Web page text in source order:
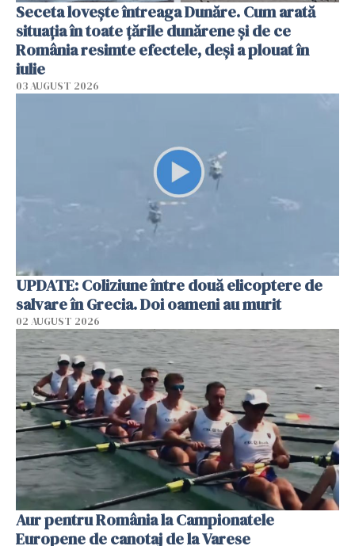
Seceta lovește întreaga Dunăre. Cum arată
situația în toate țările dunărene și de ce
România resimte efectele, deși a plouat în
iulie
03 AUGUST 2026
UPDATE: Coliziune între două elicoptere de
salvare în Grecia. Doi oameni au murit
02 AUGUST 2026
Aur pentru România la Campionatele
Europene de canotaj de la Varese